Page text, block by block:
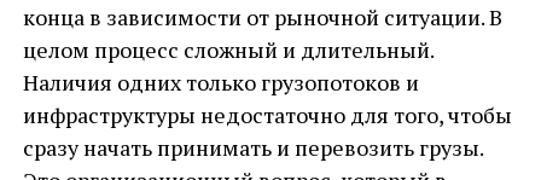
конца в зависимости от рыночной ситуации. В
целом процесс сложный и длительный.
Наличия одних только грузопотоков и
инфраструктуры недостаточно для того, чтобы
сразу начать принимать и перевозить грузы.